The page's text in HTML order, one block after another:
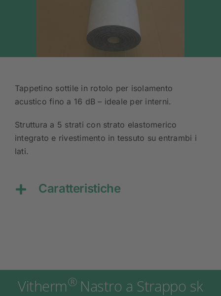
Tappetino sottile in rotolo per isolamento
acustico fino a 16 dB – ideale per interni.
Struttura a 5 strati con strato elastomerico
integrato e rivestimento in tessuto su entrambi i
lati.
Caratteristiche
Vitherm® Nastro a Strappo sk